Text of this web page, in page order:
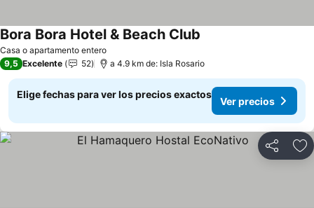
Casa o apartamento entero
Bora Bora Hotel & Beach Club
9,5 Excelente 52 a 4.9 km de: Isla Rosario
Elige fechas para ver los precios exactos
Ver precios
Compartir